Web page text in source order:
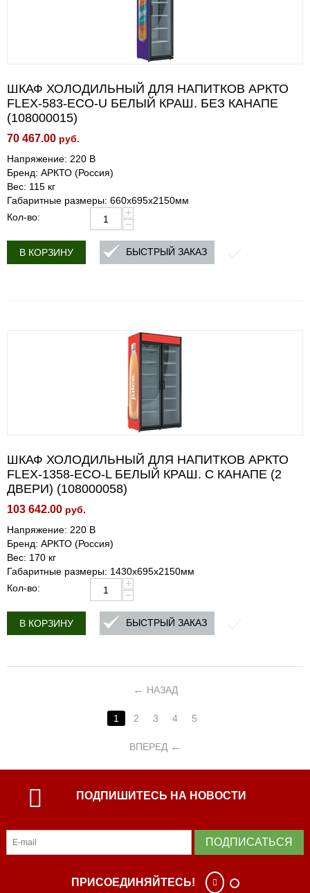
ШКАФ ХОЛОДИЛЬНЫЙ ДЛЯ НАПИТКОВ АРКТО
FLEX-583-ECO-U БЕЛЫЙ КРАШ. БЕЗ КАНАПЕ
(108000015)
70 467.00 руб.
Напряжение: 220 В
Бренд: АРКТО (Россия)
Вес: 115 кг
Габаритные размеры: 660х695х2150мм
Кол-во:
+
−
В КОРЗИНУ БЫСТРЫЙ ЗАКАЗ
ШКАФ ХОЛОДИЛЬНЫЙ ДЛЯ НАПИТКОВ АРКТО
FLEX-1358-ECO-L БЕЛЫЙ КРАШ. C КАНАПЕ (2
ДВЕРИ) (108000058)
103 642.00 руб.
Напряжение: 220 В
Бренд: АРКТО (Россия)
Вес: 170 кг
Габаритные размеры: 1430х695х2150мм
Кол-во:
+
−
В КОРЗИНУ БЫСТРЫЙ ЗАКАЗ
НАЗАД
1 2 3 4 5
ВПЕРЕД
ПОДПИШИТЕСЬ НА НОВОСТИ
ПОДПИСАТЬСЯ
ПРИСОЕДИНЯЙТЕСЬ!